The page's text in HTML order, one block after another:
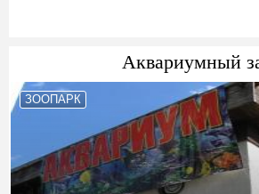
Аквариумный
ЗООПАРК